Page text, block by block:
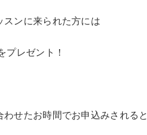
スンに来られた方には
プレゼント！
わせたお時間でお申込みされると